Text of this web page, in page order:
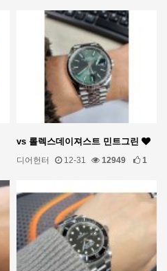
vs 롤렉스데이져스트 민트그린
디어헌터 12-31 12949 1